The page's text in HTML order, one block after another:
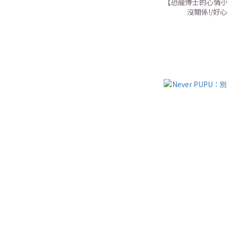
【恐龍博士的心情
沒關係!/好